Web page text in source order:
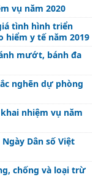
vụ năm 2020
tình hình triển
hiểm y tế năm 2019
mướt, bánh đa
nghẽn dự phòng
nhiệm vụ năm
Dân số Việt
chống và loại trừ